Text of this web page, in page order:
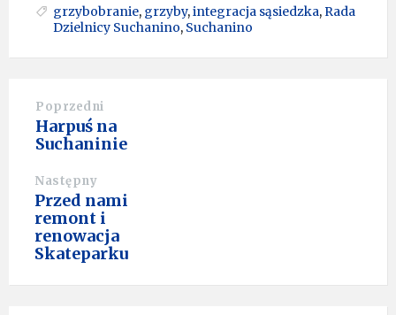
grzybobranie, grzyby,integracja sąsiedzka,Rada
Dzielnicy Suchanino, Suchanino
Poprzedni
Harpuś na
Suchaninie
Następny
Przed nami
remont i
renowacja
Skateparku